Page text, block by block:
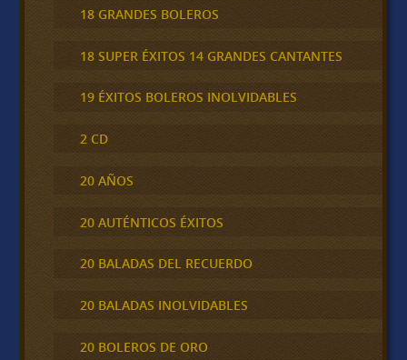
18 GRANDES BOLEROS
18 SUPER ÉXITOS 14 GRANDES CANTANTES
19 ÉXITOS BOLEROS INOLVIDABLES
2 CD
20 AÑOS
20 AUTÉNTICOS ÉXITOS
20 BALADAS DEL RECUERDO
20 BALADAS INOLVIDABLES
20 BOLEROS DE ORO